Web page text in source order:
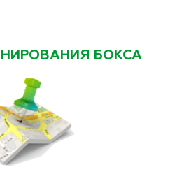
БОКСА